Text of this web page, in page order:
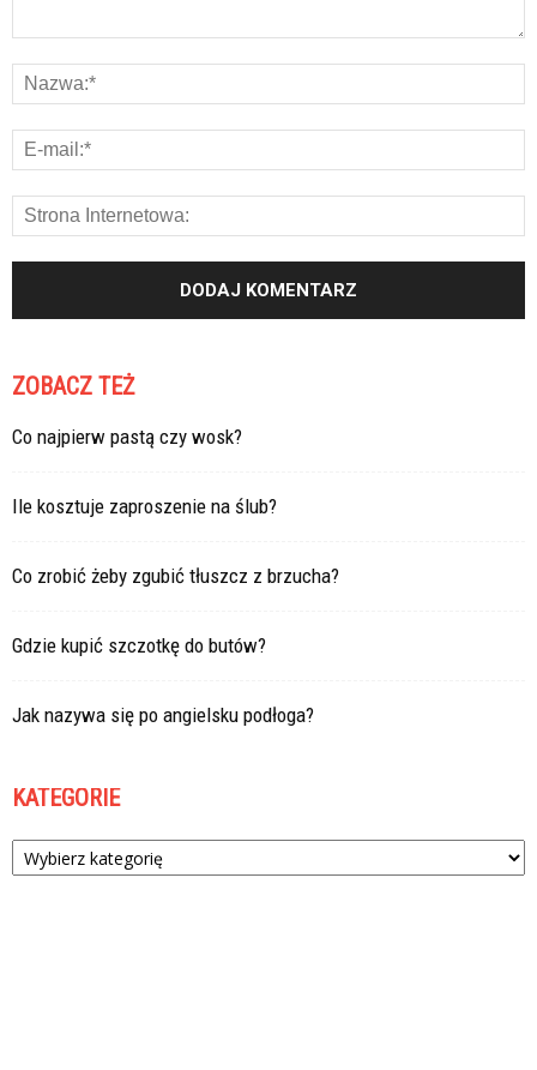
ZOBACZ TEŻ
Co najpierw pastą czy wosk?
Ile kosztuje zaproszenie na ślub?
Co zrobić żeby zgubić tłuszcz z brzucha?
Gdzie kupić szczotkę do butów?
Jak nazywa się po angielsku podłoga?
KATEGORIE
Kategorie